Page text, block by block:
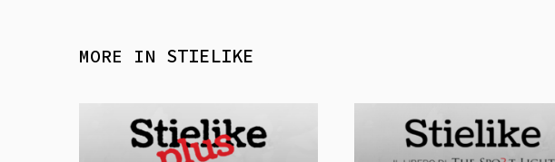
MORE IN STIELIKE